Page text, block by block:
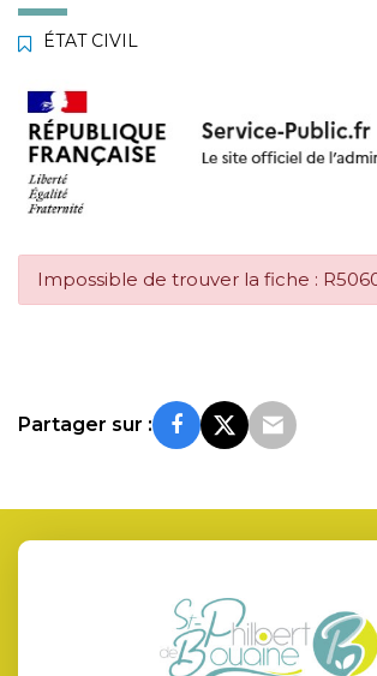
ÉTAT CIVIL
Impossible de trouver la fiche :
Partager sur :